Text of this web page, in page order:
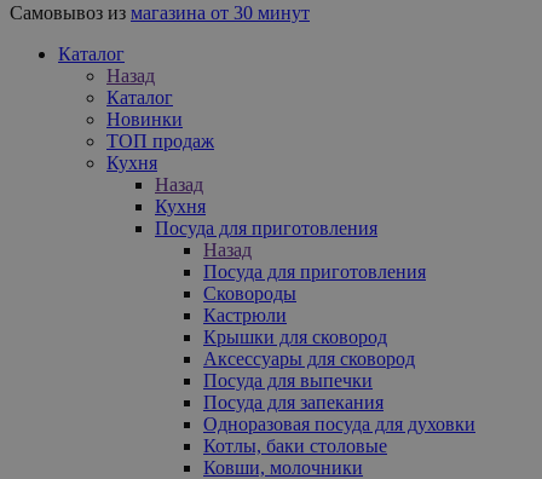
Самовывоз из магазина от 30 минут
Каталог
Назад
Каталог
Новинки
ТОП продаж
Кухня
Назад
Кухня
Посуда для приготовления
Назад
Посуда для приготовления
Сковороды
Кастрюли
Крышки для сковород
Аксессуары для сковород
Посуда для выпечки
Посуда для запекания
Одноразовая посуда для духовки
Котлы, баки столовые
Ковши, молочники